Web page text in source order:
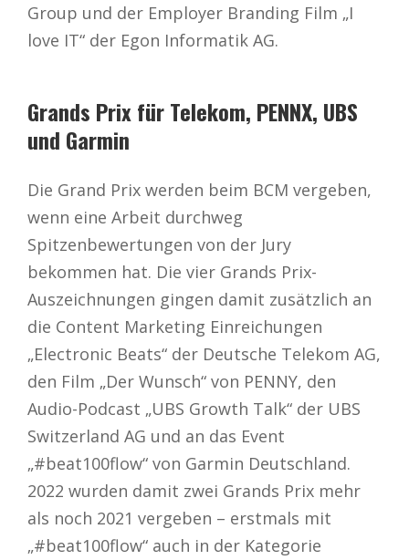
Group und der Employer Branding Film „I
love IT“ der Egon Informatik AG.
Grands Prix für Telekom, PENNX, UBS
und Garmin
Die Grand Prix werden beim BCM vergeben,
wenn eine Arbeit durchweg
Spitzenbewertungen von der Jury
bekommen hat. Die vier Grands Prix-
Auszeichnungen gingen damit zusätzlich an
die Content Marketing Einreichungen
„Electronic Beats“ der Deutsche Telekom AG,
den Film „Der Wunsch“ von PENNY, den
Audio-Podcast „UBS Growth Talk“ der UBS
Switzerland AG und an das Event
„#beat100flow“ von Garmin Deutschland.
2022 wurden damit zwei Grands Prix mehr
als noch 2021 vergeben – erstmals mit
„#beat100flow“ auch in der Kategorie